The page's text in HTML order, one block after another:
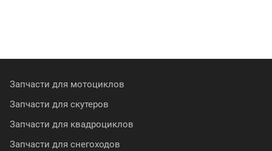
Запчасти для мотоциклов
Запчасти для скутеров
Запчасти для квадроциклов
Запчасти для снегоходов